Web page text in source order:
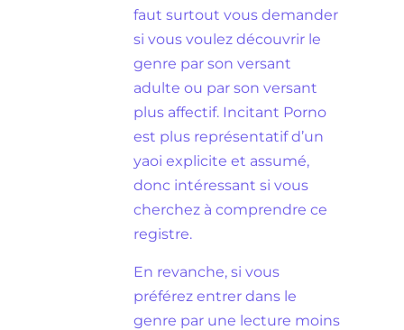
faut surtout vous demander
si vous voulez découvrir le
genre par son versant
adulte ou par son versant
plus affectif. Incitant Porno
est plus représentatif d’un
yaoi explicite et assumé,
donc intéressant si vous
cherchez à comprendre ce
registre.
En revanche, si vous
préférez entrer dans le
genre par une lecture moins